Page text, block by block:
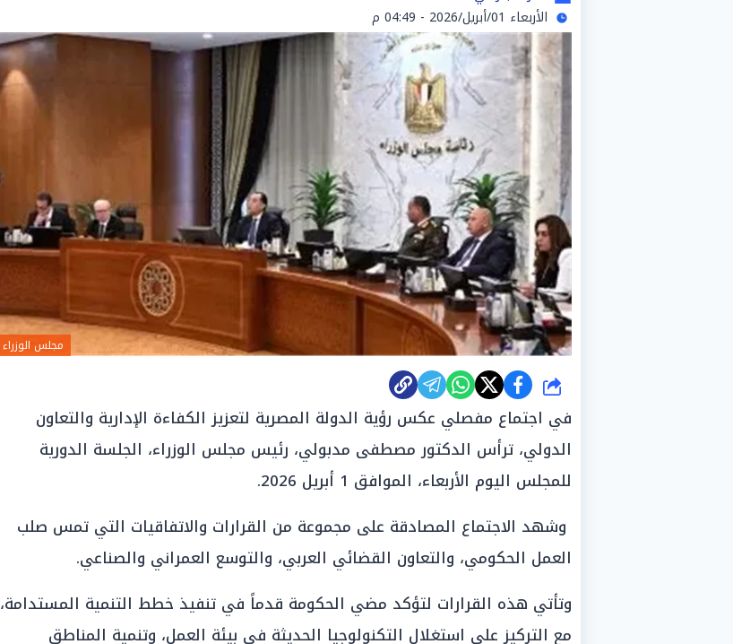
الأربعاء 01/أبريل/2026 - 04:49 م
مجلس الوزراء
شارك
في اجتماع مفصلي عكس رؤية الدولة المصرية لتعزيز الكفاءة الإدارية والتعاون
الدولي، ترأس الدكتور مصطفى مدبولي، رئيس مجلس الوزراء، الجلسة الدورية
للمجلس اليوم الأربعاء، الموافق 1 أبريل 2026.
وشهد الاجتماع المصادقة على مجموعة من القرارات والاتفاقيات التي تمس صلب
العمل الحكومي، والتعاون القضائي العربي، والتوسع العمراني والصناعي.
وتأتي هذه القرارات لتؤكد مضي الحكومة قدماً في تنفيذ خطط التنمية المستدامة،
مع التركيز على استغلال التكنولوجيا الحديثة في بيئة العمل، وتنمية المناطق